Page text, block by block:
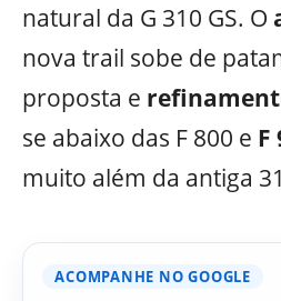
natural da G 310 GS. O
nova trail sobe de
proposta e
se abaixo das F 800 e F
muito além da antiga
ACOMPANHE NO GOOGLE